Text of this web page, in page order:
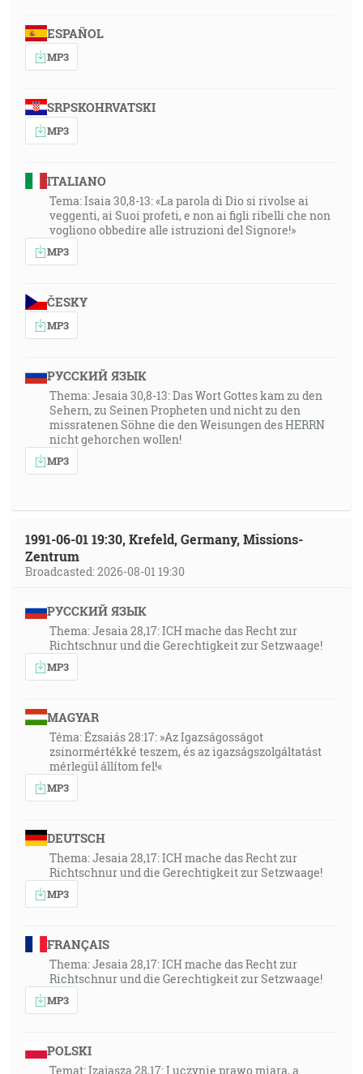
ESPAÑOL
MP3
SRPSKOHRVATSKI
MP3
ITALIANO
Tema: Isaia 30,8-13: «La parola di Dio si rivolse ai
veggenti, ai Suoi profeti, e non ai figli ribelli che non
vogliono obbedire alle istruzioni del Signore!»
MP3
ČESKY
MP3
РУССКИЙ ЯЗЫК
Thema: Jesaia 30,8-13: Das Wort Gottes kam zu den
Sehern, zu Seinen Propheten und nicht zu den
missratenen Söhne die den Weisungen des HERRN
nicht gehorchen wollen!
MP3
1991-06-01 19:30, Krefeld, Germany, Missions-
Zentrum
Broadcasted: 2026-08-01 19:30
РУССКИЙ ЯЗЫК
Thema: Jesaia 28,17: ICH mache das Recht zur
Richtschnur und die Gerechtigkeit zur Setzwaage!
MP3
MAGYAR
Téma: Ézsaiás 28:17: »Az Igazságosságot
zsinormértékké teszem, és az igazságszolgáltatást
mérlegül állítom fel!«
MP3
DEUTSCH
Thema: Jesaia 28,17: ICH mache das Recht zur
Richtschnur und die Gerechtigkeit zur Setzwaage!
MP3
FRANÇAIS
Thema: Jesaia 28,17: ICH mache das Recht zur
Richtschnur und die Gerechtigkeit zur Setzwaage!
MP3
POLSKI
Temat: Izajasza 28,17: I uczynię prawo miarą, a